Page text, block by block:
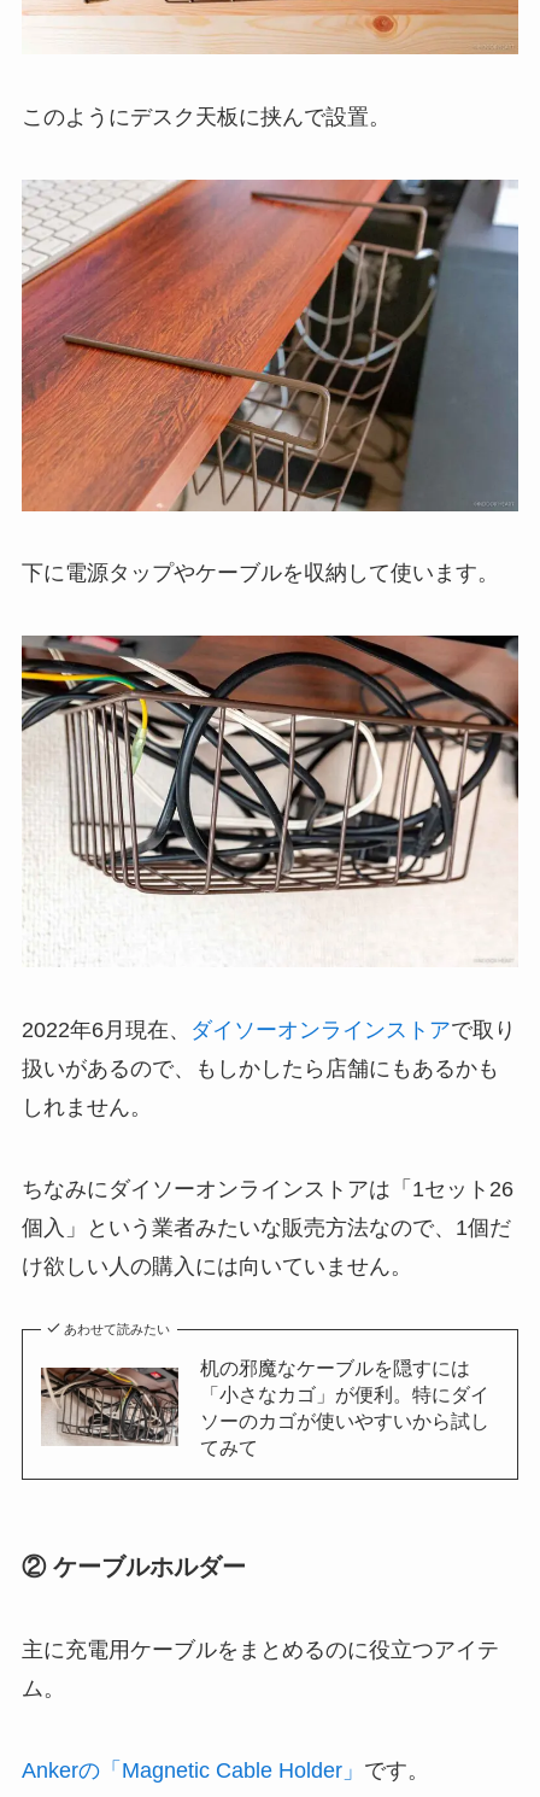
このようにデスク天板に挟んで設置。
下に電源タップやケーブルを収納して使います。
2022年6月現在、 ダイソーオンラインストアで取り
扱いがあるので、もしかしたら店舗にもあるかも
しれません。
ちなみにダイソーオンラインストアは「1セット26
個入」という業者みたいな販売方法なので、1個だ
け欲しい人の購入には向いていません。
あわせて読みたい
机の邪魔なケーブルを隠すには
「小さなカゴ」が便利。特にダイ
ソーのカゴが使いやすいから試し
てみて
② ケーブルホルダー
主に充電用ケーブルをまとめるのに役立つアイテ
ム。
Ankerの「Magnetic Cable Holder」 です。